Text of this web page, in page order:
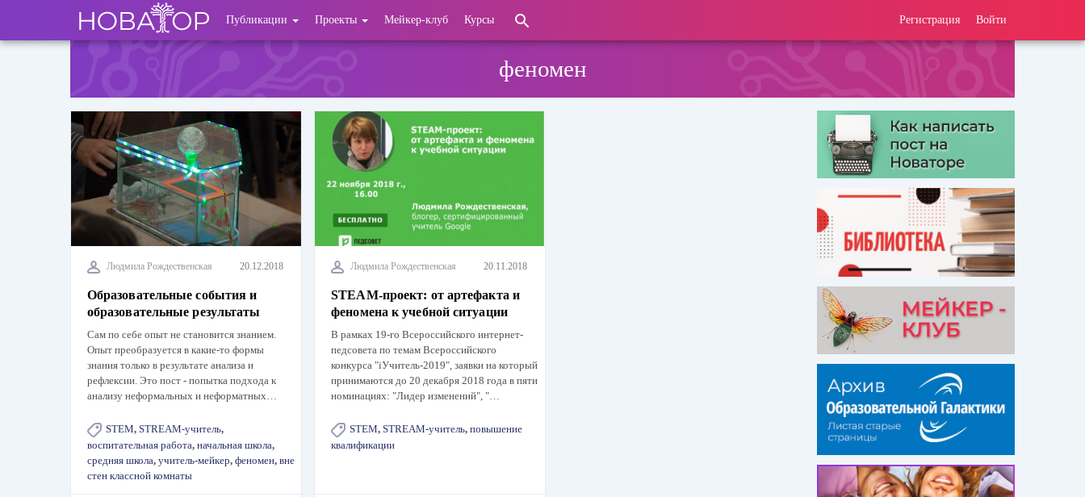
основному
User
account
Регистрация Войти
Публикации Проекты Мейкер-клуб Курсы
феномен
Людмила Рождественская 20.12.2018
Образовательные события и
образовательные результаты
Сам по себе опыт не становится знанием.
Опыт преобразуется в какие-то формы
знания только в результате анализа и
рефлексии. Это пост - попытка подхода к
анализу неформальных и неформатных…
STEM, STREAM-учитель,
воспитательная работа, начальная школа,
средняя школа, учитель-мейкер, феномен, вне
стен классной комнаты
Людмила Рождественская 20.11.2018
STEAM-проект: от артефакта и
феномена к учебной ситуации
В рамках 19-го Всероссийского интернет-
педсовета по темам Всероссийского
конкурса "iУчитель-2019", заявки на который
принимаются до 20 декабря 2018 года в пяти
номинациях: "Лидер изменений", "…
STEM,STREAM-учитель,повышение
квалификации